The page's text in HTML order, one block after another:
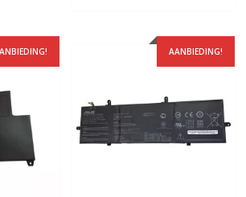
AANBIEDING!